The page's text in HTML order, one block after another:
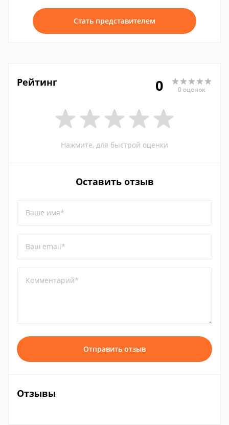
Стать представителем
Рейтинг 0 0 оценок
Нажмите, для быстрой оценки
Оставить отзыв
Ваше имя*
Ваш email*
Комментарий*
Отправить отзыв
Отзывы